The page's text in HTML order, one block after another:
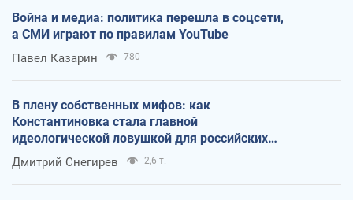
Война и медиа: политика перешла в соцсети,
а СМИ играют по правилам YouTube
Павел Казарин 780
В плену собственных мифов: как
Константиновка стала главной
идеологической ловушкой для российских
оккупантов
Дмитрий Снегирев 2,6 т.